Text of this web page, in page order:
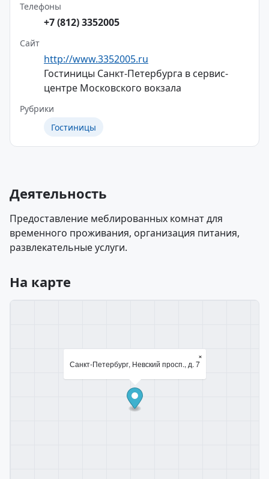
Телефоны
+7 (812) 3352005
Сайт
http://www.3352005.ru
Гостиницы Санкт-Петербурга в сервис-
центре Московского вокзала
Рубрики
Гостиницы
Деятельность
Предоставление меблированных комнат для
временного проживания, организация питания,
развлекательные услуги.
На карте
Санкт-Петербург, Невский просп., д. 7
×